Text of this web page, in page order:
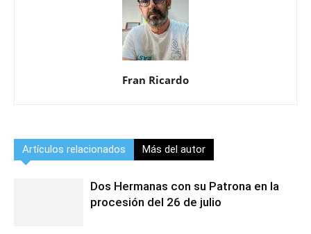
Fran Ricardo
Artículos relacionados Más del autor
Dos Hermanas con su Patrona en la
procesión del 26 de julio